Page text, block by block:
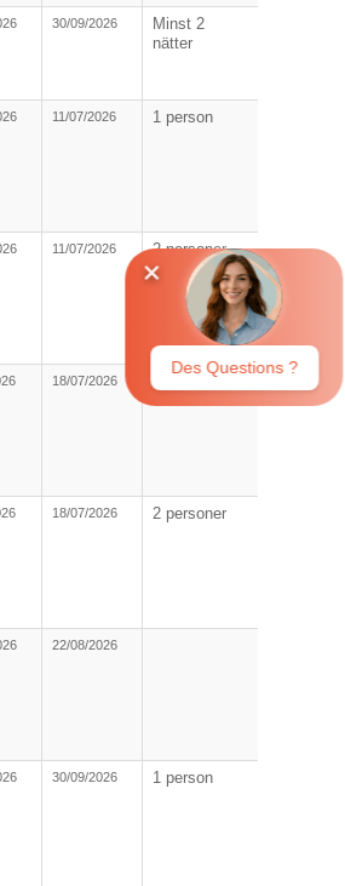
30/09/2026
Minst 2
nätter
11/07/2026 1 person
11/07/2026 2 personer
18/07/2026 1 person
18/07/2026 2 personer
22/08/2026
30/09/2026 1 person